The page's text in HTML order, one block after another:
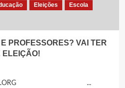
Eleições
Escola
PROFESSORES? VAI TER
ELEIÇÃO!
...